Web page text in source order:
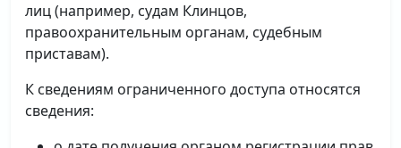
лиц (например, судам Клинцов,
правоохранительным органам, судебным
приставам).
К сведениям ограниченного доступа относятся
сведения: